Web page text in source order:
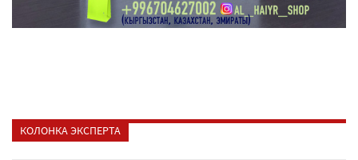
КОЛОНКА ЭКСПЕРТА